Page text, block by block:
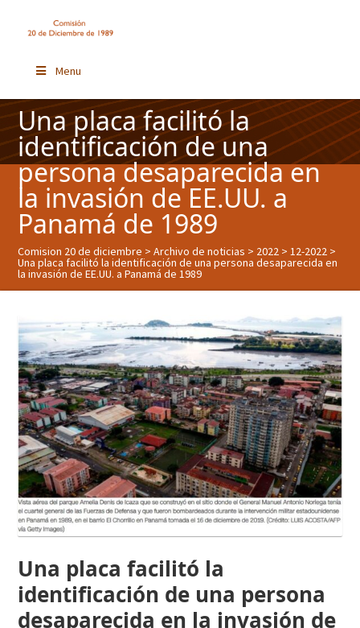
Menu
Una placa facilitó la
identificación de una
persona desaparecida en
la invasión de EE.UU. a
Panamá de 1989
Comision 20 de diciembre >Archivo de noticias > 2022 >12-2022 >
Una placa facilitó la identificación de una persona desaparecida en
la invasión de EE.UU. a Panamá de 1989
Una placa facilitó la
identificación de una persona
desaparecida en la invasión de